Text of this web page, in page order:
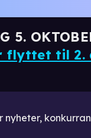
5.
flyttet til 2.
nyheter,